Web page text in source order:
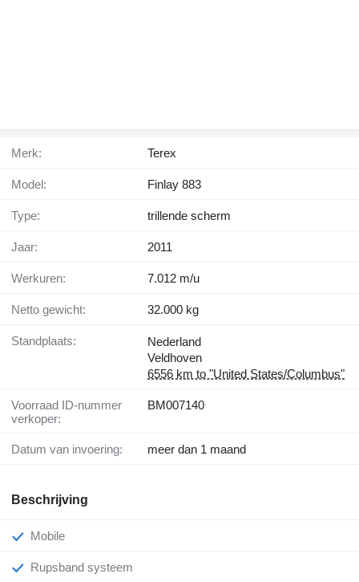
Merk: Terex
Model: Finlay 883
Type: trillende scherm
Jaar: 2011
Werkuren: 7.012 m/u
Netto gewicht: 32.000 kg
Standplaats:
Nederland
Veldhoven
6556 km to "United States/Columbus"
Voorraad ID-nummer
verkoper:
BM007140
Datum van invoering: meer dan 1 maand
Beschrijving
Mobile
Rupsband systeem